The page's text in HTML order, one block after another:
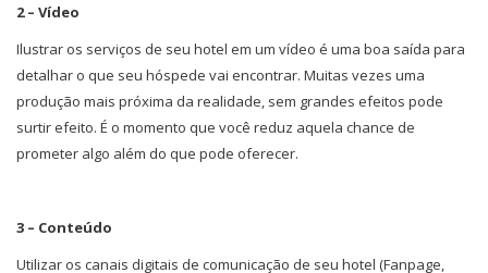
2 – Vídeo
Ilustrar os serviços de seu hotel em um vídeo é uma boa saída para
detalhar o que seu hóspede vai encontrar. Muitas vezes uma
produção mais próxima da realidade, sem grandes efeitos pode
surtir efeito. É o momento que você reduz aquela chance de
prometer algo além do que pode oferecer.
3 – Conteúdo
Utilizar os canais digitais de comunicação de seu hotel (Fanpage,